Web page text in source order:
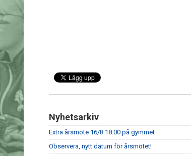
Nyhetsarkiv
Extra årsmöte 16/8 18:00 på gymmet
Observera, nytt datum för årsmötet!